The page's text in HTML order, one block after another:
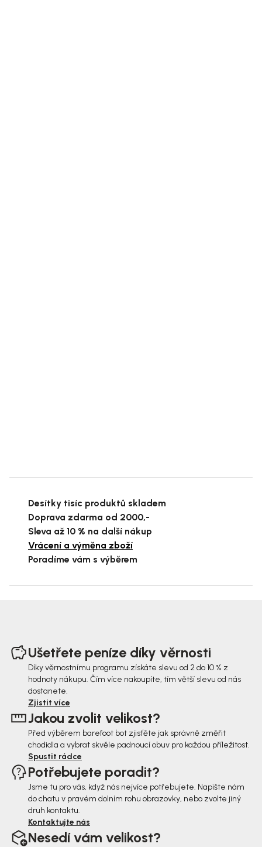
Desítky tisíc produktů skladem
Doprava zdarma od 2000,-
Sleva až 10 % na další nákup
Vrácení a výměna zboží
Poradíme vám s výběrem
Ušetřete peníze díky věrnosti
Díky věrnostnímu programu získáte slevu od 2 do 10 % z
hodnoty nákupu. Čím více nakoupíte, tím větší slevu od nás
dostanete.
Zjistit více
Jakou zvolit velikost?
Před výběrem barefoot bot zjisťěte jak správně změřit
chodidla a vybrat skvěle padnoucí obuv pro každou příležitost.
Spustit rádce
Potřebujete poradit?
Jsme tu pro vás, když nás nejvíce potřebujete. Napište nám
do chatu v pravém dolním rohu obrazovky, nebo zvolte jiný
druh kontaktu.
Kontaktujte nás
Nesedí vám velikost?